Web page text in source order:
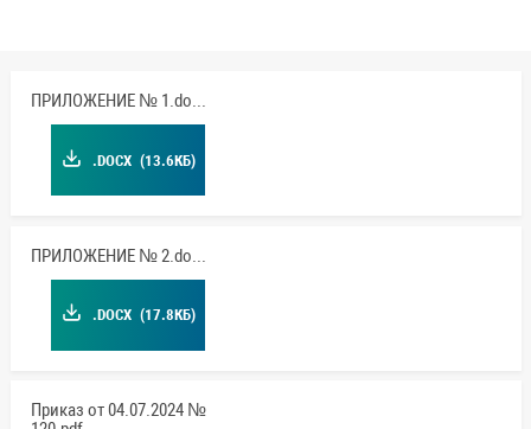
ПРИЛОЖЕНИЕ № 1.docx
.DOCX (13.6КБ)
ПРИЛОЖЕНИЕ № 2.docx
.DOCX (17.8КБ)
Приказ от 04.07.2024 №